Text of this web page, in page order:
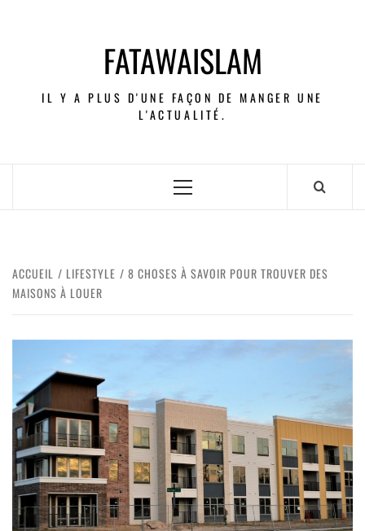
FATAWAISLAM
IL Y A PLUS D'UNE FAÇON DE MANGER UNE
L'ACTUALITÉ.
ACCUEIL LIFESTYLE
8 CHOSES À SAVOIR POUR TROUVER DES
MAISONS À LOUER